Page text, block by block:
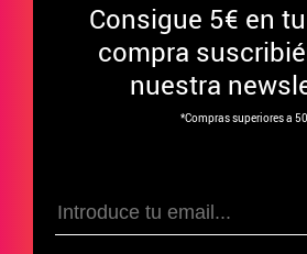
Consigue 5€ en
compra
nuestra
*Compras superiores a